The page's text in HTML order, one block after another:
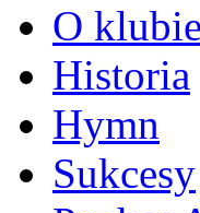
O klubie
Historia
Hymn
Sukcesy